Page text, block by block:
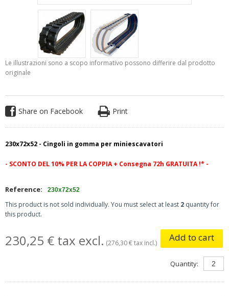
Le illustrazioni sono a scopo informativo possono differire dal prodotto
originale
Share on Facebook Print
230x72x52 - Cingoli in gomma per miniescavatori
- SCONTO DEL 10% PER LA COPPIA+ Consegna 72h GRATUITA!* -
Reference: 230x72x52
This product is not sold individually. You must select at least 2quantity for
this product.
230,25 € tax excl. (276,30 € tax incl.) Add to cart
Quantity: